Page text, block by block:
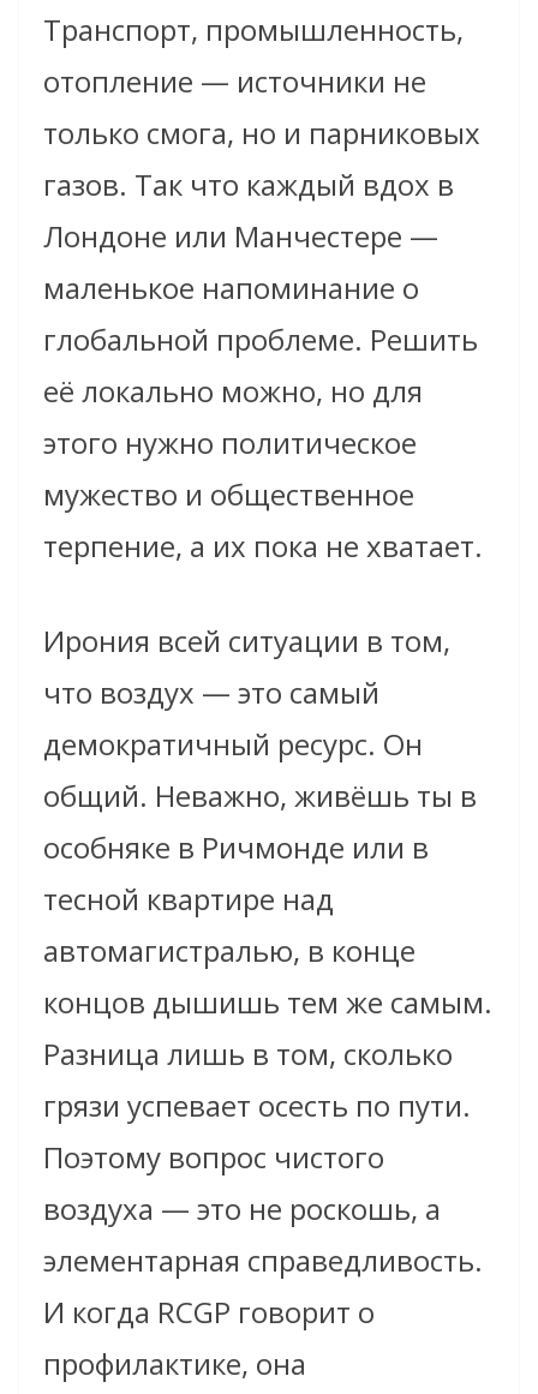
Транспорт, промышленность,
отопление — источники не
только смога, но и парниковых
газов. Так что каждый вдох в
Лондоне или Манчестере —
маленькое напоминание о
глобальной проблеме. Решить
её локально можно, но для
этого нужно политическое
мужество и общественное
терпение, а их пока не хватает.
Ирония всей ситуации в том,
что воздух — это самый
демократичный ресурс. Он
общий. Неважно, живёшь ты в
особняке в Ричмонде или в
тесной квартире над
автомагистралью, в конце
концов дышишь тем же самым.
Разница лишь в том, сколько
грязи успевает осесть по пути.
Поэтому вопрос чистого
воздуха — это не роскошь, а
элементарная справедливость.
И когда RCGP говорит о
профилактике, она